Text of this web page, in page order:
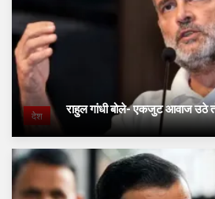
देश राहुल गांधी बोले- एकजुट आवाज उठे